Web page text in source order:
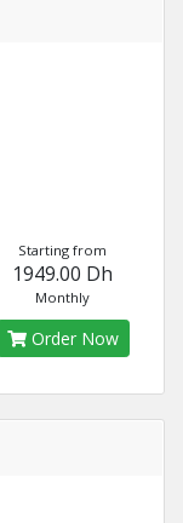
Starting from
1949.00 Dh
Monthly
Order Now